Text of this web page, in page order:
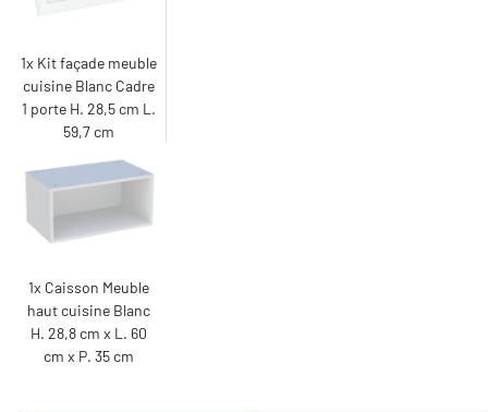
1x Kit façade meuble
cuisine Blanc Cadre
1 porte H. 28,5 cm L.
59,7 cm
1x Caisson Meuble
haut cuisine Blanc
H. 28,8 cm x L. 60
cm x P. 35 cm